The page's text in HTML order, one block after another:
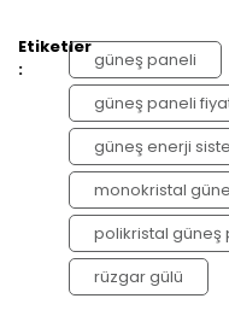
Etiketler
:
güneş paneli
güneş paneli
güneş enerji
monokristal
polikristal güneş
rüzgar gülü